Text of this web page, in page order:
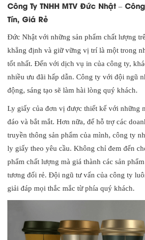
Công Ty TNHH MTV Đức Nhật –
Tín, Giá Rẻ
Đức Nhật với những sản phẩm chất lượng
khẳng định và giữ vững vị trí là một trong
tốt nhất. Đến với dịch vụ in của công ty,
nhiều ưu đãi hấp dẫn. Công ty với đội ngũ
động, sáng tạo sẽ làm hài lòng quý khách.
Ly giấy của đơn vị được thiết kế với những
đáo và bắt mắt. Hơn nữa, để hỗ trợ các
truyền thông sản phẩm của mình, công ty
ly giấy theo yêu cầu. Không chỉ đem đến
phẩm chất lượng mà giá thành các sản
tương đối rẻ. Đội ngũ tư vấn của công ty
giải đáp mọi thắc mắc từ phía quý khách.